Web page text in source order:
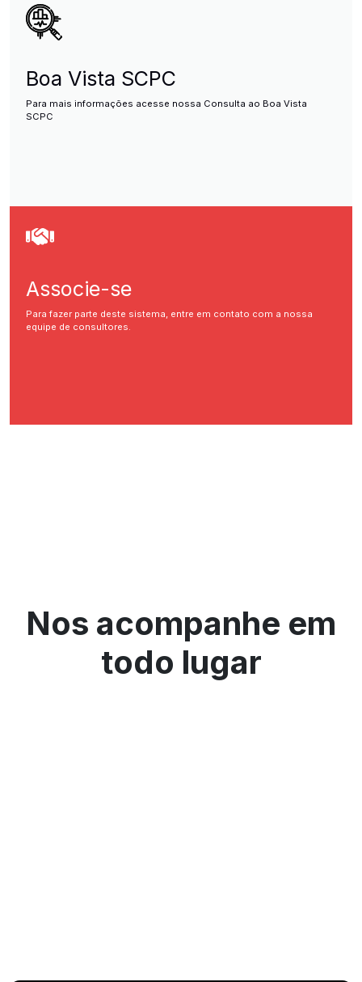
Boa Vista SCPC
Para mais informações acesse nossa Consulta ao Boa Vista
SCPC
Associe-se
Para fazer parte deste sistema, entre em contato com a nossa
equipe de consultores.
Nos acompanhe em
todo lugar